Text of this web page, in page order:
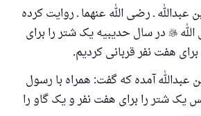
جابر بن عبدالله ـ رضی الله عنهما ـ روایت کرده
در سال حدیبیه یک شتر را برای
هفت نفر قربانی کردیم.
عبدالله آمده که گفت: همراه با رسول
یک شتر را برای هفت نفر و یک گاو را